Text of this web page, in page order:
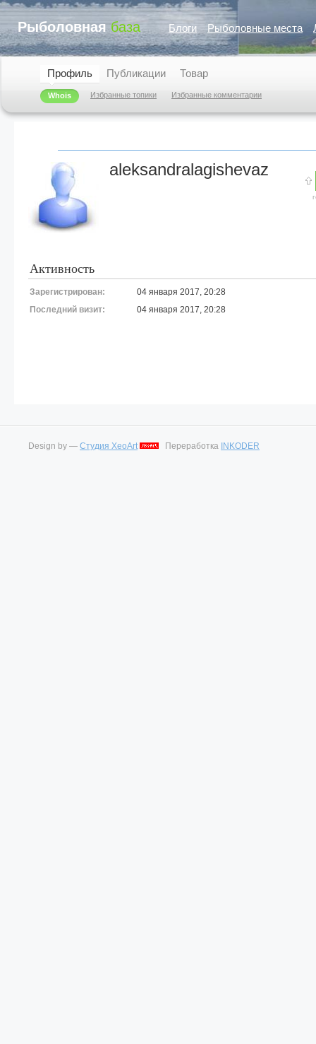
Рыболовная база Блоги Рыболовные места
Профиль
Whois Избранные топики Избранные комментарии
Публикации Товар
aleksandralagishevaz
Активность
Зарегистрирован:
04 января 2017, 20:28
Последний визит:
04 января 2017, 20:28
Design by — Студия XeoArt Переработка INKODER